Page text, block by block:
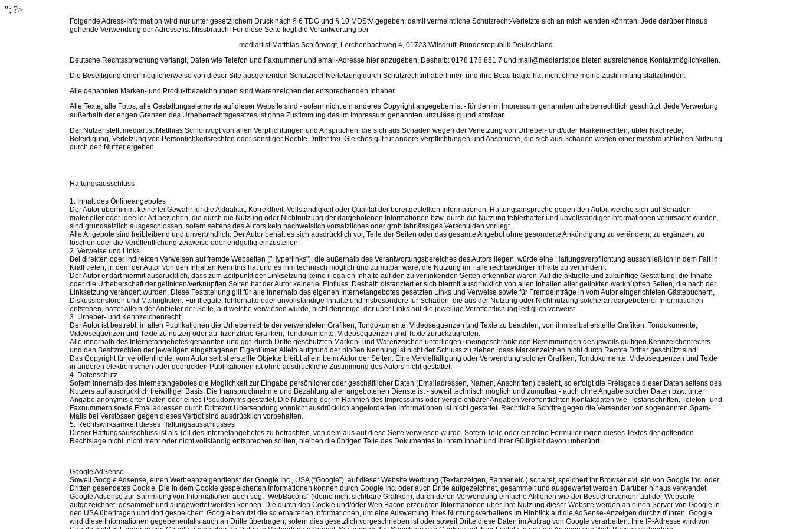
"; ?>
Folgende Adress-Information wird nur unter gesetzlichem Druck nach § 6 TDG und § 10 MDStV gegeben, damit vermeintliche Schutzrecht-Verletzte sich an mich wenden könnten. Jede darüber hinaus
gehende Verwendung der Adresse ist Missbrauch! Für diese Seite liegt die Verantwortung bei
mediartist Matthias Schlönvogt, Lerchenbachweg 4, 01723 Wilsdruff, Bundesrepublik Deutschland.
Deutsche Rechtssprechung verlangt, Daten wie Telefon und Faxnummer und email-Adresse hier anzugeben. Deshalb: 0178 178 851 7 und mail@mediartist.de bieten ausreichende Kontaktmöglichkeiten.
Die Beseitigung einer möglicherweise von dieser Site ausgehenden Schutzrechtverletzung durch SchutzrechtinhaberInnen und ihre Beauftragte hat nicht ohne meine Zustimmung stattzufinden.
Alle genannten Marken- und Produktbezeichnungen sind Warenzeichen der entsprechenden Inhaber.
Alle Texte, alle Fotos, alle Gestaltungselemente auf dieser Website sind - sofern nicht ein anderes Copyright angegeben ist - für den im Impressum genannten urheberrechtlich geschützt. Jede Verwertung
außerhalb der engen Grenzen des Urheberrechtsgesetzes ist ohne Zustimmung des im Impressum genannten unzulässig und strafbar.
Der Nutzer stellt mediartist Matthias Schlönvogt von allen Verpflichtungen und Ansprüchen, die sich aus Schäden wegen der Verletzung von Urheber- und/oder Markenrechten, übler Nachrede,
Beleidigung, Verletzung von Persönlichkeitsrechten oder sonstiger Rechte Dritter frei. Gleiches gilt für andere Verpflichtungen und Ansprüche, die sich aus Schäden wegen einer missbräuchlichen Nutzung
durch den Nutzer ergeben.
Haftungsausschluss
1. Inhalt des Onlineangebotes
Der Autor übernimmt keinerlei Gewähr für die Aktualität, Korrektheit, Vollständigkeit oder Qualität der bereitgestellten Informationen. Haftungsansprüche gegen den Autor, welche sich auf Schäden
materieller oder ideeller Art beziehen, die durch die Nutzung oder Nichtnutzung der dargebotenen Informationen bzw. durch die Nutzung fehlerhafter und unvollständiger Informationen verursacht wurden,
sind grundsätzlich ausgeschlossen, sofern seitens des Autors kein nachweislich vorsätzliches oder grob fahrlässiges Verschulden vorliegt.
Alle Angebote sind freibleibend und unverbindlich. Der Autor behält es sich ausdrücklich vor, Teile der Seiten oder das gesamte Angebot ohne gesonderte Ankündigung zu verändern, zu ergänzen, zu
löschen oder die Veröffentlichung zeitweise oder endgültig einzustellen.
2. Verweise und Links
Bei direkten oder indirekten Verweisen auf fremde Webseiten ("Hyperlinks"), die außerhalb des Verantwortungsbereiches des Autors liegen, würde eine Haftungsverpflichtung ausschließlich in dem Fall in
Kraft treten, in dem der Autor von den Inhalten Kenntnis hat und es ihm technisch möglich und zumutbar wäre, die Nutzung im Falle rechtswidriger Inhalte zu verhindern.
Der Autor erklärt hiermit ausdrücklich, dass zum Zeitpunkt der Linksetzung keine illegalen Inhalte auf den zu verlinkenden Seiten erkennbar waren. Auf die aktuelle und zukünftige Gestaltung, die Inhalte
oder die Urheberschaft der gelinkten/verknüpften Seiten hat der Autor keinerlei Einfluss. Deshalb distanziert er sich hiermit ausdrücklich von allen Inhalten aller gelinkten /verknüpften Seiten, die nach der
Linksetzung verändert wurden. Diese Feststellung gilt für alle innerhalb des eigenen Internetangebotes gesetzten Links und Verweise sowie für Fremdeinträge in vom Autor eingerichteten Gästebüchern,
Diskussionsforen und Mailinglisten. Für illegale, fehlerhafte oder unvollständige Inhalte und insbesondere für Schäden, die aus der Nutzung oder Nichtnutzung solcherart dargebotener Informationen
entstehen, haftet allein der Anbieter der Seite, auf welche verwiesen wurde, nicht derjenige, der über Links auf die jeweilige Veröffentlichung lediglich verweist.
3. Urheber- und Kennzeichenrecht
Der Autor ist bestrebt, in allen Publikationen die Urheberrechte der verwendeten Grafiken, Tondokumente, Videosequenzen und Texte zu beachten, von ihm selbst erstellte Grafiken, Tondokumente,
Videosequenzen und Texte zu nutzen oder auf lizenzfreie Grafiken, Tondokumente, Videosequenzen und Texte zurückzugreifen.
Alle innerhalb des Internetangebotes genannten und ggf. durch Dritte geschützten Marken- und Warenzeichen unterliegen uneingeschränkt den Bestimmungen des jeweils gültigen Kennzeichenrechts
und den Besitzrechten der jeweiligen eingetragenen Eigentümer. Allein aufgrund der bloßen Nennung ist nicht der Schluss zu ziehen, dass Markenzeichen nicht durch Rechte Dritter geschützt sind!
Das Copyright für veröffentlichte, vom Autor selbst erstellte Objekte bleibt allein beim Autor der Seiten. Eine Vervielfältigung oder Verwendung solcher Grafiken, Tondokumente, Videosequenzen und Texte
in anderen elektronischen oder gedruckten Publikationen ist ohne ausdrückliche Zustimmung des Autors nicht gestattet.
4. Datenschutz
Sofern innerhalb des Internetangebotes die Möglichkeit zur Eingabe persönlicher oder geschäftlicher Daten (Emailadressen, Namen, Anschriften) besteht, so erfolgt die Preisgabe dieser Daten seitens des
Nutzers auf ausdrücklich freiwilliger Basis. Die Inanspruchnahme und Bezahlung aller angebotenen Dienste ist - soweit technisch möglich und zumutbar - auch ohne Angabe solcher Daten bzw. unter
Angabe anonymisierter Daten oder eines Pseudonyms gestattet. Die Nutzung der im Rahmen des Impressums oder vergleichbarer Angaben veröffentlichten Kontaktdaten wie Postanschriften, Telefon- und
Faxnummern sowie Emailadressen durch Drittezur Übersendung vonnicht ausdrücklich angeforderten Informationen ist nicht gestattet. Rechtliche Schritte gegen die Versender von sogenannten Spam-
Mails bei Verstössen gegen dieses Verbot sind ausdrücklich vorbehalten.
5. Rechtswirksamkeit dieses Haftungsausschlusses
Dieser Haftungsausschluss ist als Teil des Internetangebotes zu betrachten, von dem aus auf diese Seite verwiesen wurde. Sofern Teile oder einzelne Formulierungen dieses Textes der geltenden
Rechtslage nicht, nicht mehr oder nicht vollständig entsprechen sollten, bleiben die übrigen Teile des Dokumentes in ihrem Inhalt und ihrer Gültigkeit davon unberührt.
Google AdSense
Soweit Google Adsense, einen Werbeanzeigendienst der Google Inc., USA (“Google”), auf dieser Website Werbung (Textanzeigen, Banner etc.) schaltet, speichert Ihr Browser evt. ein von Google Inc. oder
Dritten gesendetes Cookie. Die in dem Cookie gespeicherten Informationen können durch Google Inc. oder auch Dritte aufgezeichnet, gesammelt und ausgewertet werden. Darüber hinaus verwendet
Google Adsense zur Sammlung von Informationen auch sog. “WebBacons” (kleine nicht sichtbare Grafiken), durch deren Verwendung einfache Aktionen wie der Besucherverkehr auf der Webseite
aufgezeichnet, gesammelt und ausgewertet werden können. Die durch den Cookie und/oder Web Bacon erzeugten Informationen über Ihre Nutzung dieser Website werden an einen Server von Google in
den USA übertragen und dort gespeichert. Google benutzt die so erhaltenen Informationen, um eine Auswertung Ihres Nutzungsverhaltens im Hinblick auf die AdSense-Anzeigen durchzuführen. Google
wird diese Informationen gegebenenfalls auch an Dritte übertragen, sofern dies gesetzlich vorgeschrieben ist oder soweit Dritte diese Daten im Auftrag von Google verarbeiten. Ihre IP-Adresse wird von